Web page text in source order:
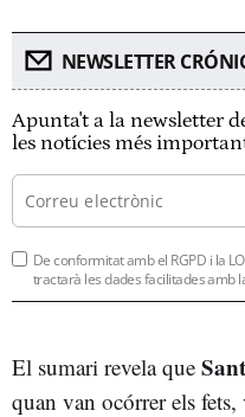
NEWSLETTER
Apunta't a la newsletter
les notícies més
De conformitat amb el RGPD i la
tractarà les dades facilitades amb
El sumari revela que
quan van ocórrer els